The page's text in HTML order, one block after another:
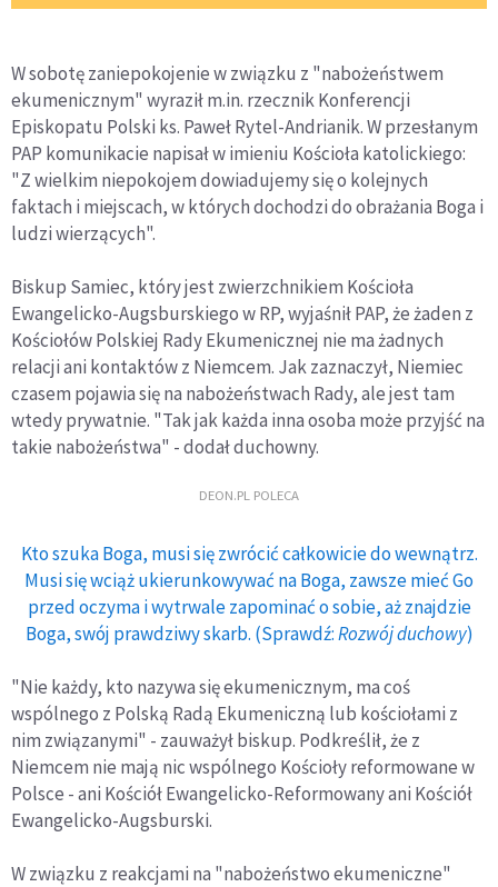
W sobotę zaniepokojenie w związku z "nabożeństwem
ekumenicznym" wyraził m.in. rzecznik Konferencji
Episkopatu Polski ks. Paweł Rytel-Andrianik. W przesłanym
PAP komunikacie napisał w imieniu Kościoła katolickiego:
"Z wielkim niepokojem dowiadujemy się o kolejnych
faktach i miejscach, w których dochodzi do obrażania Boga i
ludzi wierzących".
Biskup Samiec, który jest zwierzchnikiem Kościoła
Ewangelicko-Augsburskiego w RP, wyjaśnił PAP, że żaden z
Kościołów Polskiej Rady Ekumenicznej nie ma żadnych
relacji ani kontaktów z Niemcem. Jak zaznaczył, Niemiec
czasem pojawia się na nabożeństwach Rady, ale jest tam
wtedy prywatnie. "Tak jak każda inna osoba może przyjść na
takie nabożeństwa" - dodał duchowny.
DEON.PL POLECA
Kto szuka Boga, musi się zwrócić całkowicie do wewnątrz.
Musi się wciąż ukierunkowywać na Boga, zawsze mieć Go
przed oczyma i wytrwale zapominać o sobie, aż znajdzie
Boga, swój prawdziwy skarb. (Sprawdź:Rozwój duchowy)
"Nie każdy, kto nazywa się ekumenicznym, ma coś
wspólnego z Polską Radą Ekumeniczną lub kościołami z
nim związanymi" - zauważył biskup. Podkreślił, że z
Niemcem nie mają nic wspólnego Kościoły reformowane w
Polsce - ani Kościół Ewangelicko-Reformowany ani Kościół
Ewangelicko-Augsburski.
W związku z reakcjami na "nabożeństwo ekumeniczne"